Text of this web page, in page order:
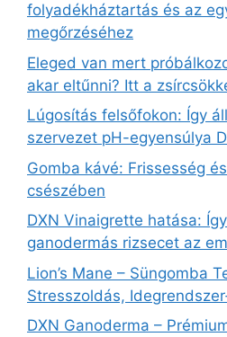
folyadékháztartás és az
megőrzéséhez
Eleged van mert
akar eltűnni? Itt a
Lúgosítás felsőfokon: Így
szervezet pH-egyensúlya
Gomba kávé: Frissesség
csészében
DXN Vinaigrette hatása:
ganodermás rizsecet az
Lion’s Mane – Süngomba
Stresszoldás,
DXN Ganoderma –